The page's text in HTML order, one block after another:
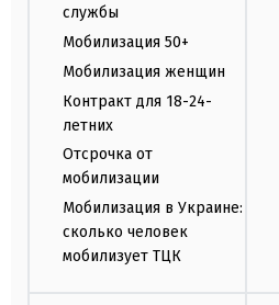
службы
Мобилизация 50+
Мобилизация женщин
Контракт для 18-24-
летних
Отсрочка от
мобилизации
Мобилизация в Украине:
сколько человек
мобилизует ТЦК